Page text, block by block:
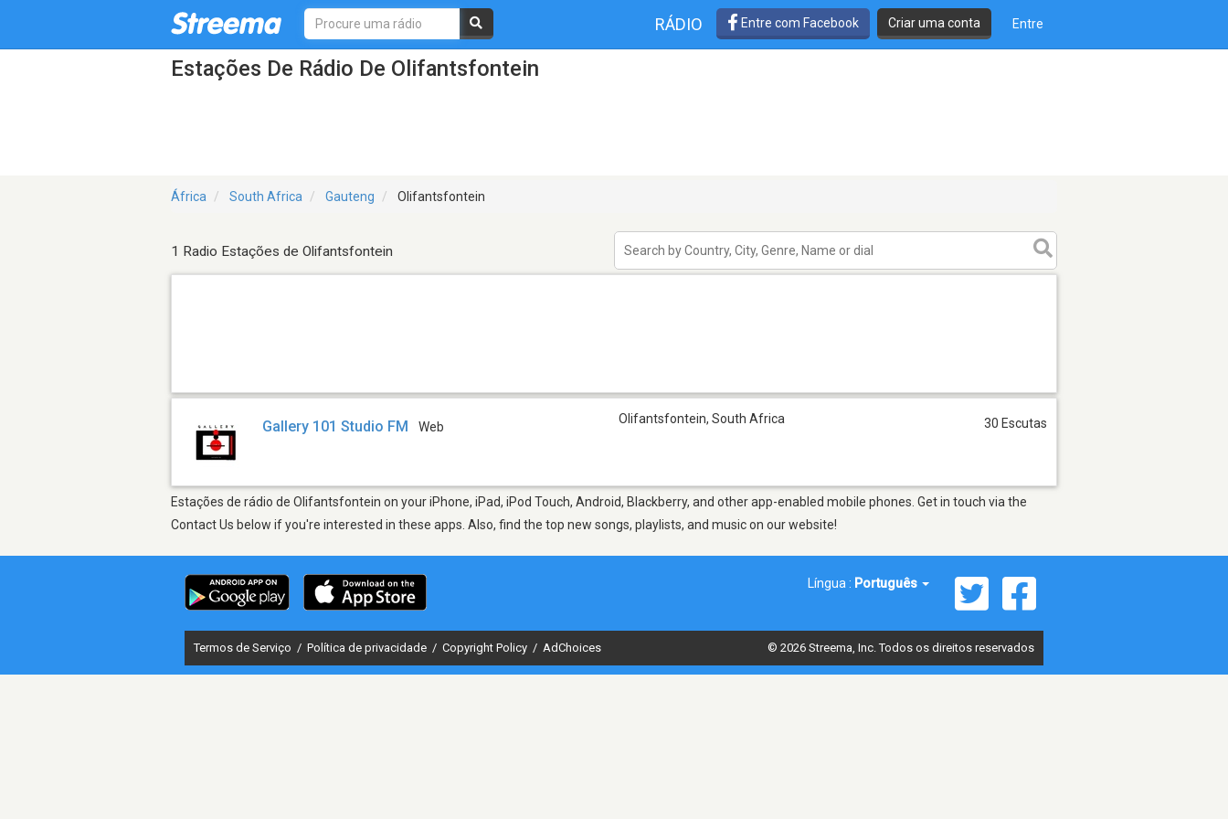
RÁDIO Entre com Facebook Criar uma conta Entre
Estações De Rádio De Olifantsfontein
África South Africa Gauteng Olifantsfontein
1 Radio Estações de Olifantsfontein
Gallery 101 Studio FM Web
Olifantsfontein, South Africa 30 Escutas
Estações de rádio de Olifantsfontein on your iPhone, iPad, iPod Touch, Android, Blackberry, and other app-enabled mobile phones. Get in touch via the
Contact Us below if you're interested in these apps. Also, find the top new songs, playlists, and music on our website!
Língua : Português
Termos de Serviço / Política de privacidade / Copyright Policy / AdChoices © 2026 Streema, Inc. Todos os direitos reservados